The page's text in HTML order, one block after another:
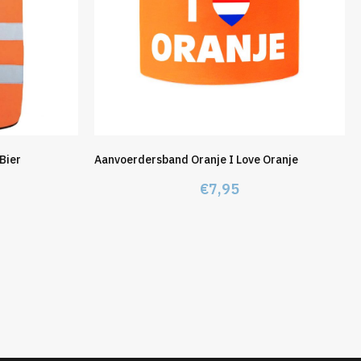
Aanvoerdersband Oranje I Love Oranje
€7,95